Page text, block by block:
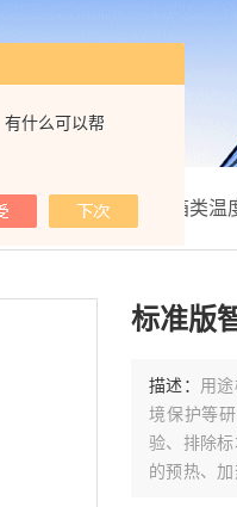
什么可以帮
页 产品展示 箱类温
标准版
描述： 用
境保护等
验、排除
的预热、